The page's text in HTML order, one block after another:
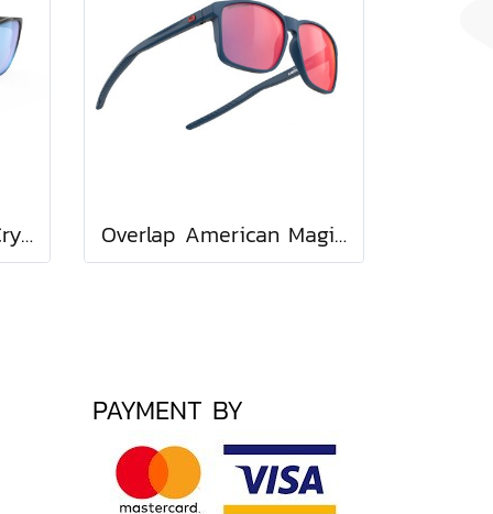
Overlap Black Fade Crystal Azur Gloss - Multilaser Ice Overlap American Magic Limited Edition / Multilaser Red
PAYMENT BY